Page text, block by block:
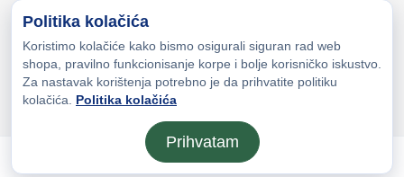
Copyright © 2026 Zeni-Lijek Apoteka. Sva prava zadržana
Politika kolačića
Koristimo kolačiće kako bismo osigurali siguran rad web
shopa, pravilno funkcionisanje korpe i bolje korisničko iskustvo.
Za nastavak korištenja potrebno je da prihvatite politiku
kolačića. Politika kolačića
Prihvatam